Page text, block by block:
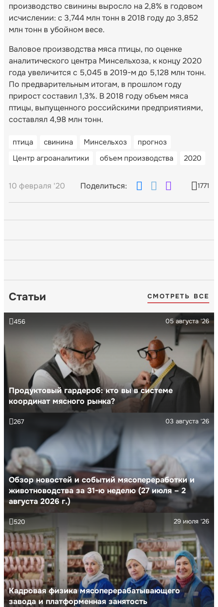
производство свинины выросло на 2,8% в годовом
исчислении: с 3,744 млн тонн в 2018 году до 3,852
млн тонн в убойном весе.
Валовое производства мяса птицы, по оценке
аналитического центра Минсельхоза, к концу 2020
года увеличится с 5,045 в 2019-м до 5,128 млн тонн.
По предварительным итогам, в прошлом году
прирост составил 1,3%. В 2018 году объем мяса
птицы, выпущенного российскими предприятиями,
составлял 4,98 млн тонн.
птица свинина Минсельхоз
прогноз
Центр агроаналитики
объем производства 2020
10 февраля '20 Поделиться: 1771
Статьи СМОТРЕТЬ ВСЕ
Продуктовый гардероб: кто вы в системе
координат мясного рынка?
05 августа '26
456
Обзор новостей и событий мясопереработки и
животноводства за 31-ю неделю (27 июля – 2
августа 2026 г.)
03 августа '26
267
Кадровая физика мясоперерабатывающего
завода и платформенная занятость
29 июля '26
520